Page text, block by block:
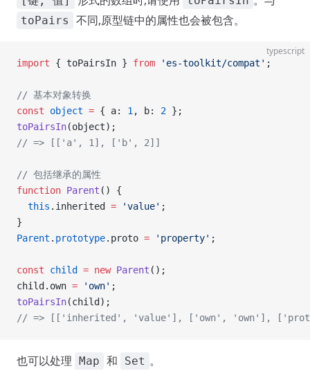
toPairs 不同,原型链中的属性也会被包含。
typescript
import { toPairsIn } from 'es-toolkit/compat' ;
// 基本对象转换
const object = { a: 1 , b: 2 };
toPairsIn(object);
// => [['a', 1], ['b', 2]]
// 包括继承的属性
function Parent () {
  this
.inherited = 'value' ;
}
Parent . prototype.proto = 'property' ;
const child = new Parent ();
child.own = 'own' ;
toPairsIn(child);
// => [['inherited', 'value'], ['own', 'own'],
也可以处理 Map 和 Set 。